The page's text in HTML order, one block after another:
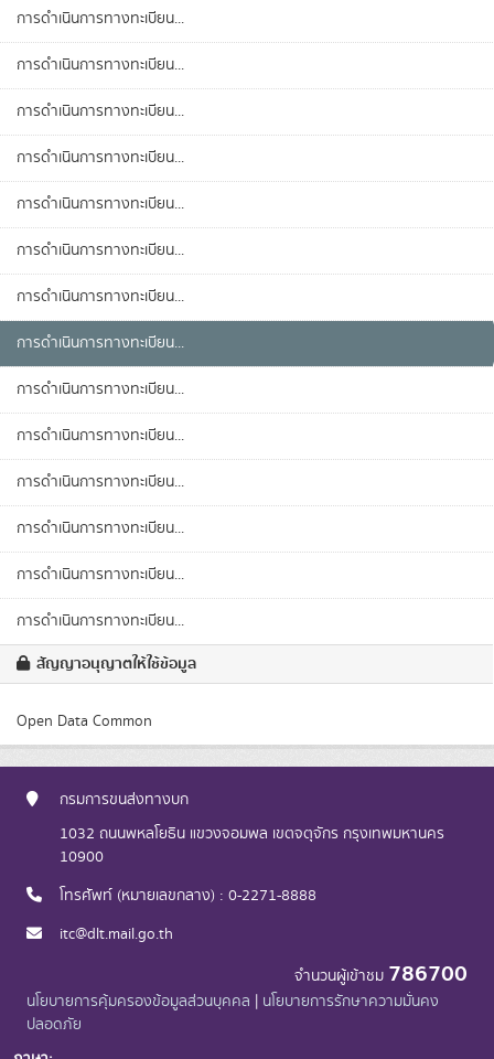
การดำเนินการทางทะเบียน...
การดำเนินการทางทะเบียน...
การดำเนินการทางทะเบียน...
การดำเนินการทางทะเบียน...
การดำเนินการทางทะเบียน...
การดำเนินการทางทะเบียน...
การดำเนินการทางทะเบียน...
การดำเนินการทางทะเบียน...
การดำเนินการทางทะเบียน...
การดำเนินการทางทะเบียน...
การดำเนินการทางทะเบียน...
การดำเนินการทางทะเบียน...
การดำเนินการทางทะเบียน...
การดำเนินการทางทะเบียน...
สัญญาอนุญาตให้ใช้ข้อมูล
Open Data Common
กรมการขนส่งทางบก
1032 ถนนพหลโยธิน แขวงจอมพล เขตจตุจักร กรุงเทพมหานคร
10900
โทรศัพท์ (หมายเลขกลาง) : 0-2271-8888
itc@dlt.mail.go.th
จำนวนผู้เข้าชม 786700
นโยบายการคุ้มครองข้อมูลส่วนบุคคล | นโยบายการรักษาความมั่นคง
ปลอดภัย